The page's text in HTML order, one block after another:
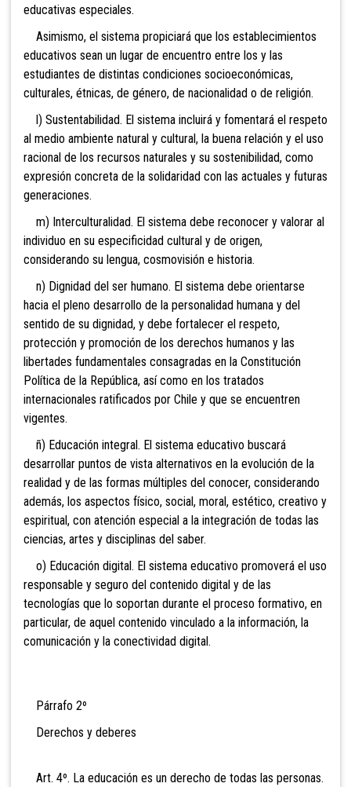
educativas especiales.
Asimismo, el sistema propiciará que los establecimientos
educativos sean un lugar de encuentro entre los y las
estudiantes de distintas condiciones socioeconómicas,
culturales, étnicas, de género, de nacionalidad o de religión.
l) Sustentabilidad. El sistema incluirá y fomentará el respeto
al medio ambiente natural y cultural, la buena relación y el uso
racional de los recursos naturales y su sostenibilidad, como
expresión concreta de la solidaridad con las actuales y futuras
generaciones.
m) Interculturalidad. El sistema debe reconocer y valorar al
individuo en su especificidad cultural y de origen,
considerando su lengua, cosmovisión e historia.
n) Dignidad del ser humano. El sistema debe orientarse
hacia el pleno desarrollo de la personalidad humana y del
sentido de su dignidad, y debe fortalecer el respeto,
protección y promoción de los derechos humanos y las
libertades fundamentales consagradas en la Constitución
Política de la República, así como en los tratados
internacionales ratificados por Chile y que se encuentren
vigentes.
ñ) Educación integral. El sistema educativo buscará
desarrollar puntos de vista alternativos en la evolución de la
realidad y de las formas múltiples del conocer, considerando
además, los aspectos físico, social, moral, estético, creativo y
espiritual, con atención especial a la integración de todas las
ciencias, artes y disciplinas del saber.
o) Educación digital. El sistema educativo promoverá el uso
responsable y seguro del contenido digital y de las
tecnologías que lo soportan durante el proceso formativo, en
particular, de aquel contenido vinculado a la información, la
comunicación y la conectividad digital.
Párrafo 2º
Derechos y deberes
Art. 4º. La educación es un derecho de todas las personas.